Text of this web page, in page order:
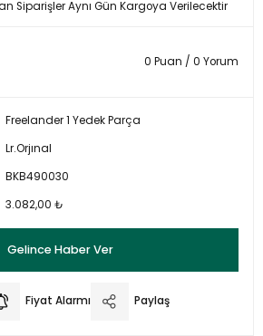
Siparişler Aynı Gün Kargoya Verilecektir
0 Puan / 0 Yorum
Freelander 1 Yedek Parça
Lr.Orjınal
BKB490030
3.082,00 ₺
Gelince Haber Ver
Fiyat Alarmı Paylaş